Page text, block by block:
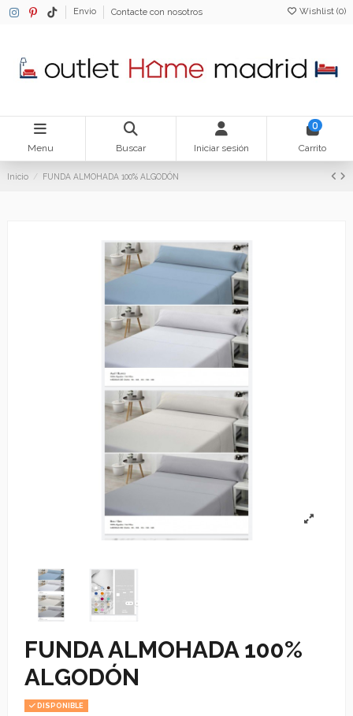
Envio Contacte con nosotros Wishlist (0)
Menu Buscar Iniciar sesión
0
Carrito
Inicio FUNDA ALMOHADA 100% ALGODÓN
FUNDA ALMOHADA 100%
ALGODÓN
DISPONIBLE